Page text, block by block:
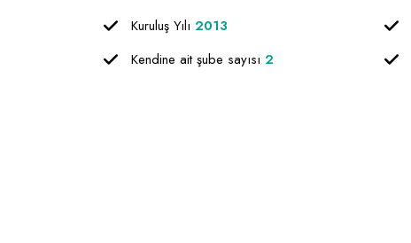
Kuruluş Yılı 2013
Kendine ait şube sayısı 2